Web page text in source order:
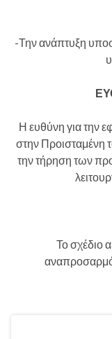
-Την ανάπτυξη
Η ευθύνη για την
στην Προισταμένη
την τήρηση των
Το σχέδιο